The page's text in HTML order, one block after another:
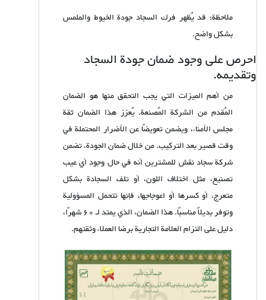
ملاحظة: قد يُظهر فرك السجاد جودة الخيوط والملمس
بشكل واضح.
احرص على وجود ضمان جودة السجاد
وتقديمه.
من أهم الميزات التي يجب التحقق منها هو الضمان
المُقدم من الشركة المُصنعة. يُعزز هذا الضمان ثقة
مجلس الأمناء، ويضمن تعويضًا عن الأضرار المحتملة في
وقت قصير بعد التركيب. من خلال ضمان الجودة، تضمن
شركة سجاد نقش للمشترين أنه في حال وجود أي عيب
تصنيع، مثل اختلاف اللون، أو تلف السجادة بشكل
متعرج، أو كسرها أو اعوجاجها، فإنها تتحمل المسؤولية
وتوفر بديلاً مناسبًا. هذا الضمان، الذي يمتد لـ 60 شهرًا،
دليل على التزام العلامة التجارية برضا العملاء وثقتهم.